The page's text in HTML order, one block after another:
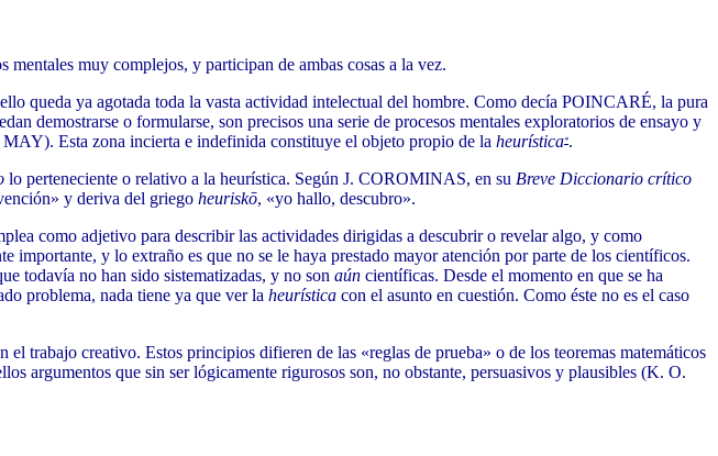
muy complejos, y participan de ambas cosas a la vez.
queda ya agotada toda la vasta actividad intelectual del hombre. Como decía POINCARÉ, la pura
demostrarse o formularse, son precisos una serie de procesos mentales exploratorios de ensayo y
Esta zona incierta e indefinida constituye el objeto propio de la heurística*.
lo perteneciente o relativo a la heurística. Según J. COROMINAS, en su Breve Diccionario crítico
y deriva del griego heuriskō, «yo hallo, descubro».
como adjetivo para describir las actividades dirigidas a descubrir o revelar algo, y como
importante, y lo extraño es que no se le haya prestado mayor atención por parte de los científicos.
todavía no han sido sistematizadas, y no son aún científicas. Desde el momento en que se ha
problema, nada tiene ya que ver la heurística con el asunto en cuestión. Como éste no es el caso
el trabajo creativo. Estos principios difieren de las «reglas de prueba» o de los teoremas matemáticos
argumentos que sin ser lógicamente rigurosos son, no obstante, persuasivos y plausibles (K. O.